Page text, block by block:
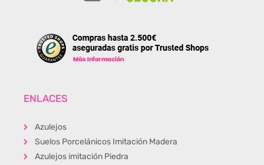
ENLACES
Azulejos
Suelos Porcelánicos Imitación Madera
Azulejos imitación Piedra